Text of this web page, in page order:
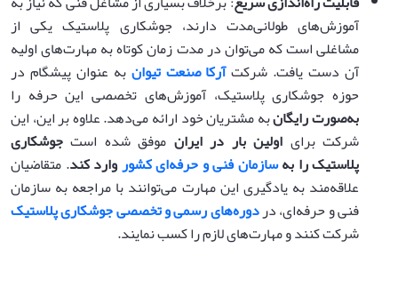
آموزش‌های طولانی‌مدت دارند، جوشکاری پلاستیک یکی از
مشاغلی است که می‌توان در مدت زمان کوتاه به مهارت‌های اولیه
آن دست یافت. شرکتآرکا صنعت تیوانبه عنوان پیشگام در
حوزه جوشکاری پلاستیک، آموزش‌های تخصصی این حرفه را
به‌صورت رایگانبه مشتریان خود ارائه می‌دهد. علاوه بر این، این
شرکت برای اولین بار در ایران موفق شده است جوشکاری
پلاستیک را بهسازمان فنی و حرفه‌ای کشوروارد کند. متقاضیان
علاقه‌مند به یادگیری این مهارت می‌توانند با مراجعه به سازمان
فنی و حرفه‌ای، دردوره‌های رسمی و تخصصی جوشکاری پلاستیک
شرکت کنند و مهارت‌های لازم را کسب نمایند.